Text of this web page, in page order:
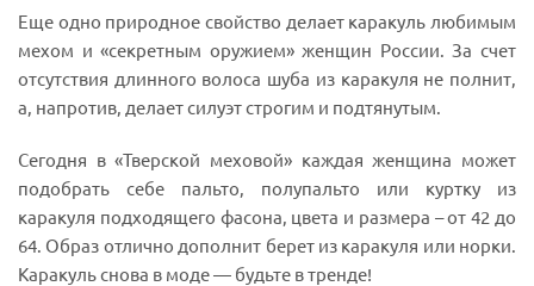
Еще одно природное свойство делает каракуль любимым
мехом и «секретным оружием» женщин России. За счет
отсутствия длинного волоса шуба из каракуля не полнит,
а, напротив, делает силуэт строгим и подтянутым.
Сегодня в «Тверской меховой» каждая женщина может
подобрать себе пальто, полупальто или куртку из
каракуля подходящего фасона, цвета и размера – от 42 до
64. Образ отлично дополнит берет из каракуля или норки.
Каракуль снова в моде — будьте в тренде!